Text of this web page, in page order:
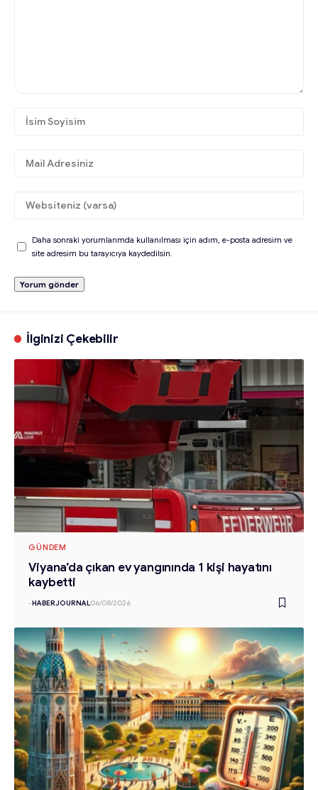
Daha sonraki yorumlarımda kullanılması için adım, e-posta adresim ve
site adresim bu tarayıcıya kaydedilsin.
İlginizi Çekebilir
GÜNDEM
Viyana’da çıkan ev yangınında 1 kişi hayatını
kaybetti
-HABERJOURNAL06/08/2026